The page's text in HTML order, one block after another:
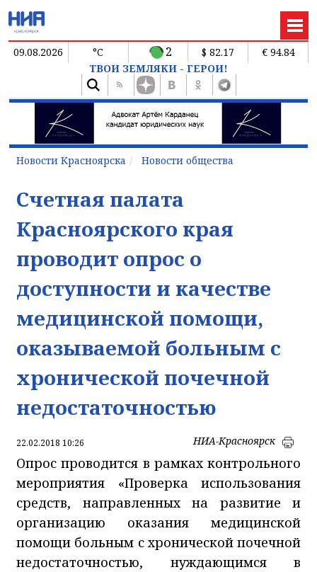
09.08.2026 °C 2 $ 82.17
€ 94.84
ТВОИ ЗЕМЛЯКИ - ГЕРОИ!
Новости Красноярска Новости общества
Счетная палата
Красноярского края
проводит опрос о
доступности и качестве
медицинской помощи,
оказываемой больным с
хронической почечной
недостаточностью
22.02.2018 10:26 НИА-Красноярск
Опрос проводится в рамках контрольного
мероприятия «Проверка использования
средств, направленных на развитие и
организацию оказания медицинской
помощи больным с хронической почечной
недостаточностью, нуждающимся в